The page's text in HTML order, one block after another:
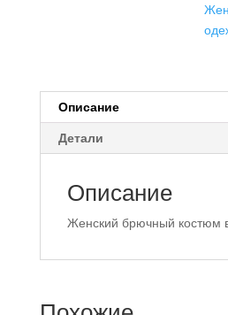
Описание
Детали
Описание
Женский брючный костюм